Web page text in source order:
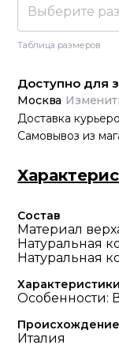
Выберите
Таблица размеров
Доступно для
Москва
Доставка
Самовывоз из
Состав
Материал
Натуральная
Натуральная
Характеристики
Особенности:
Италия